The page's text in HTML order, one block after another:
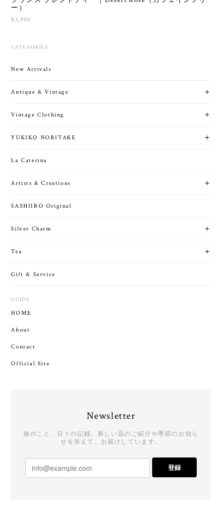
ー）
¥3,900
CATEGORIES
New Arrivals
Antique & Vintage
Vintage Clothing
YUKIKO NORITAKE
La Caterina
Artists & Creations
SASHIIRO Original
Silver Charm
Tea
Gift & Service
GUIDE
HOME
About
Contact
Official Site
Newsletter
旅のこと、日々の記録。新しい品のご紹介や季節のお知ら
せを添えて、お届けしています。
登録